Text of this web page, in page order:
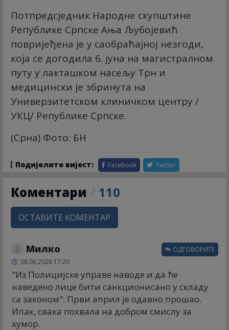
Потпредсједник Народне скупштине
Републике Српске Ања Љубојевић
повријеђена је у саобраћајној незгоди,
која се догодила 6. јуна на магистралном
путу у лакташком насељу Трн и
медицински је збринута на
Универзитетском клиничком центру /
УКЦ/ Републике Српске.
(Срна) Фото: БН
Подијелите вијест: Facebook Twitter
Коментари 110
ОСТАВИТЕ КОМЕНТАР
Милко
08.06.2026 17:20
"Из Полицијске управе наводе и да ће
наведено лице бити санкционисано у складу
са законом". Први април је одавно прошао.
Ипак, свака похвала на добром смислу за
хумор.
ОДГОВОРИТЕ